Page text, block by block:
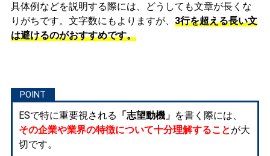
具体例などを説明する際には、どうしても文章が長くな
りがちです。文字数にもよりますが、 3行を超える長い文
は避けるのがおすすめです。
ESで特に重要視される 「志望動機」 を書く際には、
その企業や業界の特徴について十分理解することが大
切です。